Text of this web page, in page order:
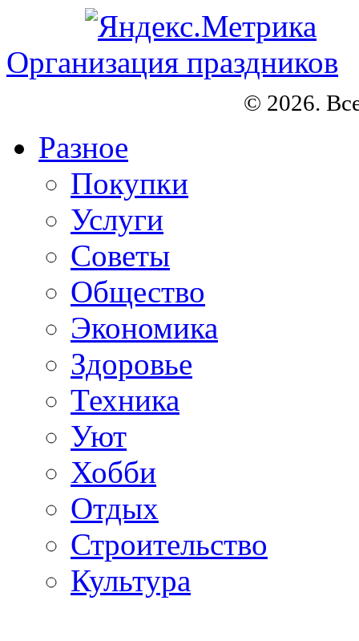
Организация праздников
© 2026.
Разное
Покупки
Услуги
Советы
Общество
Экономика
Здоровье
Техника
Уют
Хобби
Отдых
Строительство
Культура